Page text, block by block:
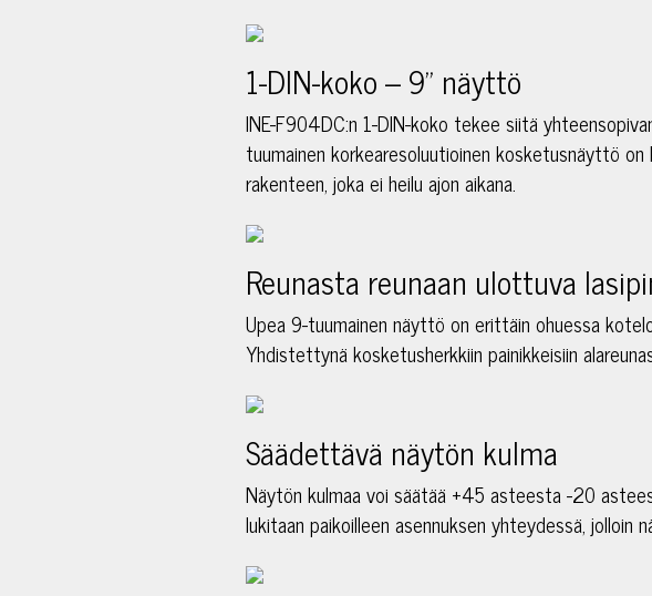
1-DIN-koko – 9" näyttö
INE-F904DC:n 1-DIN-koko tekee siitä
tuumainen korkearesoluutioinen kosketusnäyttö
rakenteen, joka ei heilu ajon aikana.
Reunasta reunaan ulottuva
Upea 9-tuumainen näyttö on erittäin ohuessa
Yhdistettynä kosketusherkkiin painikkeisiin
Säädettävä näytön kulma
Näytön kulmaa voi säätää +45 asteesta -20
lukitaan paikoilleen asennuksen yhteydessä,